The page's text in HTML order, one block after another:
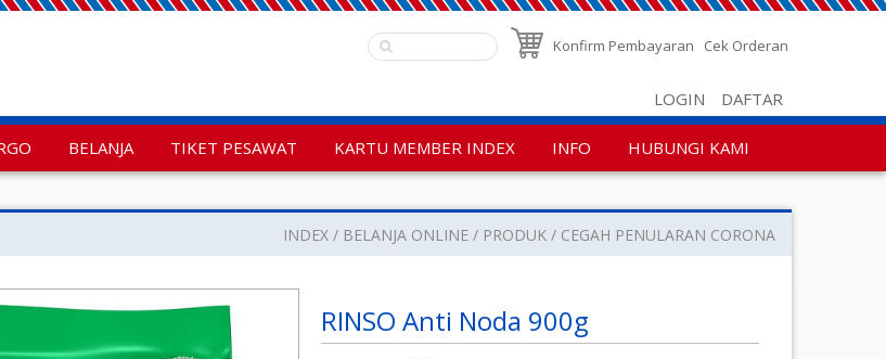
Konfirm Pembayaran Cek Orderan
LOGIN DAFTAR
BELANJA TIKET PESAWAT KARTU MEMBER INDEX INFO HUBUNGI KAMI
INDEX BELANJA ONLINE PRODUK CEGAH PENULARAN CORONA
RINSO Anti Noda 900g